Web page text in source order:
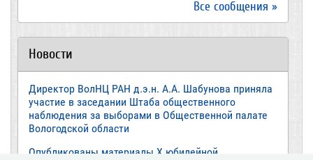
Все сообщения »
Новости
Директор ВолНЦ РАН д.э.н. А.А. Шабунова приняла
участие в заседании Штаба общественного
наблюдения за выборами в Общественной палате
Вологодской области
Опубликованы материалы X юбилейной